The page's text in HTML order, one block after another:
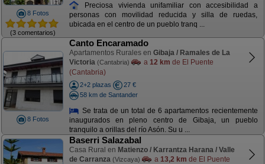
8 Fotos
(3 comentarios)
Preciosa vivienda unifamiliar con accesibilidad a
personas con movilidad reducida y silla de ruedas,
ubicada en el centro de un pueblo tranq ...
8 Fotos
Canto Encaramado
Apartamentos Rurales en Gibaja / Ramales de La
Victoria (Cantabria) a 12 km de El Puente
(Cantabria)
2+2 plazas
27 €
58 km de Santander
Se trata de un total de 6 apartamentos recientemente
inaugurados en pleno centro de Gibaja, un pueblo
tranquilo a orillas del río Asón. Su u ...
Baserri Salazabal
Casa Rural en Matienzo / Karrantza Harana / Valle
de Carranza (Vizcaya) a 13,2 km de El Puente